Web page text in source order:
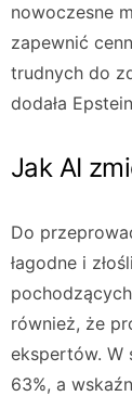
nowoczesne
zapewnić
trudnych do
dodała
Jak AI
Do
łagodne i
również, że
ekspertów. W
63%, a